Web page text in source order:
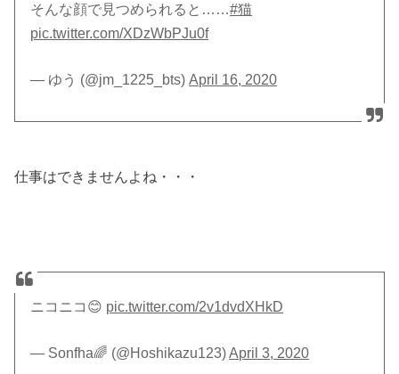
そんな顔で見つめられると……#猫
pic.twitter.com/XDzWbPJu0f
— ゆう (@jm_1225_bts)April 16, 2020
仕事はできませんよね・・・
ニコニコ😊 pic.twitter.com/2v1dvdXHkD
— Sonfha🌈 (@Hoshikazu123)April 3, 2020